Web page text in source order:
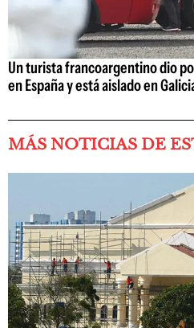
Un turista francoargentino dio
en España y está aislado en
MÁS NOTICIAS DE